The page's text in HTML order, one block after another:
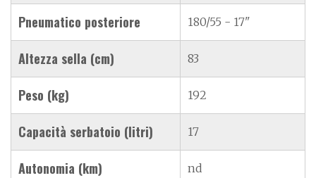
Pneumatico posteriore 180/55 - 17"
Altezza sella (cm) 83
Peso (kg) 192
Capacità serbatoio (litri) 17
Autonomia (km) nd